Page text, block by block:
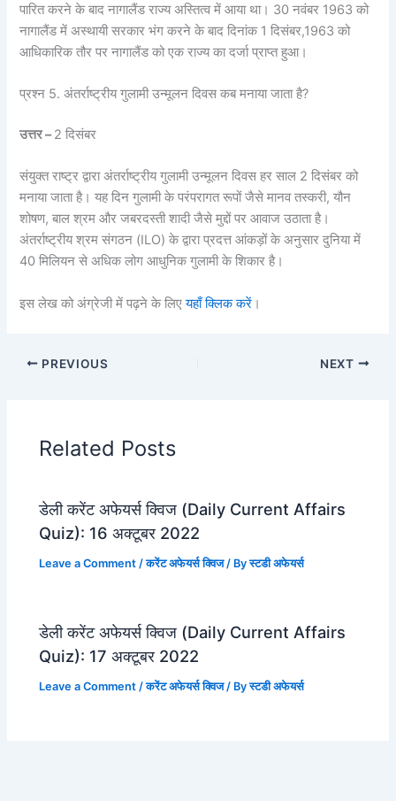
पारित करने के बाद नागालैंड राज्य अस्तित्व में आया था। 30 नवंबर 1963 को
नागालैंड में अस्थायी सरकार भंग करने के बाद दिनांक 1 दिसंबर,1963 को
आधिकारिक तौर पर नागालैंड को एक राज्य का दर्जा प्राप्त हुआ।
प्रश्न 5. अंतर्राष्ट्रीय गुलामी उन्मूलन दिवस कब मनाया जाता है?
उत्तर –2 दिसंबर
संयुक्त राष्ट्र द्वारा अंतर्राष्ट्रीय गुलामी उन्मूलन दिवस हर साल 2 दिसंबर को
मनाया जाता है। यह दिन गुलामी के परंपरागत रूपों जैसे मानव तस्करी, यौन
शोषण, बाल श्रम और जबरदस्ती शादी जैसे मुद्दों पर आवाज उठाता है।
अंतर्राष्ट्रीय श्रम संगठन (ILO) के द्वारा प्रदत्त आंकड़ों के अनुसार दुनिया में
40 मिलियन से अधिक लोग आधुनिक गुलामी के शिकार है।
इस लेख को अंग्रेजी में पढ़ने के लिएयहाँ क्लिक करें ।
PREVIOUS NEXT
Related Posts
डेली करेंट अफेयर्स क्विज (Daily Current Affairs
Quiz): 16 अक्टूबर 2022
Leave a Comment /करेंट अफेयर्स क्विज/ Byस्टडी अफेयर्स
डेली करेंट अफेयर्स क्विज (Daily Current Affairs
Quiz): 17 अक्टूबर 2022
Leave a Comment /करेंट अफेयर्स क्विज/ Byस्टडी अफेयर्स